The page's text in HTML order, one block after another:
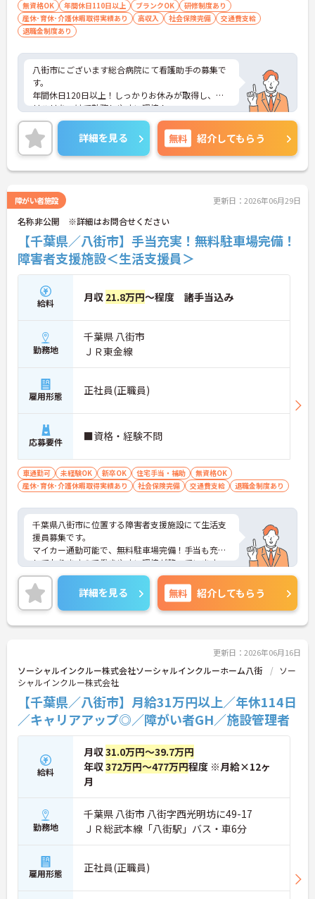
無資格OK 年間休日110日以上 ブランクOK
研修制度あり
産休･育休･介護休暇取得実績あり
高収入 社会保険完備
交通費支給
退職金制度あり
八街市にございます総合病院にて看護助手の募集で
す。
年間休日120日以上！しっかりお休みが取得し、メ
リハリをつけて勤務しやすい環境！
残業も少なめで、ワークライフバランス重視の方に
オススメの求人ですよ◎
また24時間対応の託児所も完備！小さなお子様がい
らっしゃる方でも安心して勤務していただけます♪
ご興味ある方には、面接対策ポイントなど、さらに
い。
詳細を見る 無料 紹介してもらう
障がい者施設 更新日：2026年06月29日
名称非公開 ※詳細はお問合せください
【千葉県／八街市】手当充実！無料駐車場完備！
障害者支援施設＜生活支援員＞
給料 月収 21.8万円～程度 諸手当込み
勤務地
千葉県 八街市
ＪＲ東金線
雇用形態 正社員(正職員)
応募要件 ■資格・経験不問
車通勤可 未経験OK 新卒OK 住宅手当・補助
無資格OK
産休･育休･介護休暇取得実績あり
社会保険完備 交通費支給 退職金制度あり
千葉県八街市に位置する障害者支援施設にて生活支
援員募集です。
マイカー通勤可能で、無料駐車場完備！手当も充実
しておりますので働きやすい環境が整っています。
ご興味のある方には、面接対策ポイントなど、さら
に詳細をお話しいたしますので、お気軽にご相談く
ださい。
詳細を見る 無料 紹介してもらう
更新日：2026年06月16日
ソーシャルインクルー株式会社ソーシャルインクルーホーム八街
ソー
シャルインクルー株式会社
【千葉県／八街市】月給31万円以上／年休114日
／キャリアアップ◎／障がい者GH／施設管理者
給料
月収31.0万円～39.7万円
年収372万円～477万円程度 ※月給×12ヶ
月
勤務地
千葉県 八街市 八街字西光明坊に49-17
ＪＲ総武本線「八街駅」バス・車6分
雇用形態 正社員(正職員)